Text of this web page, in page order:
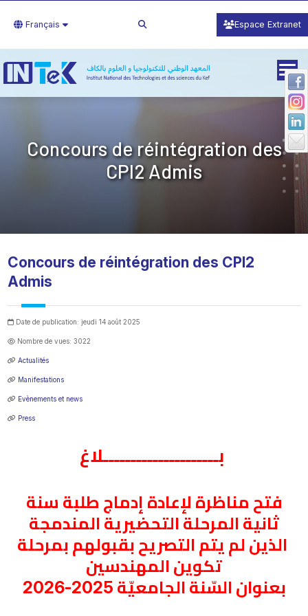
Français Espace Extranet
Concours de réintégration des
CPI2 Admis
Concours de réintégration des CPI2
Admis
Date de publication: jeudi 14 août 2025
Nombre de vues: 3022
Actualités
Manifestations
Evènements et news
Press
بـــــــــــــــــــــلاغ
فتح مناظرة لإعادة إدماج طلبة سنة
ثانية المرحلة التحضيرية المندمجة
الذين لم يتم التصريح بقبولهم بمرحلة
تكوين المهندسين
بعنوان السّنة الجامعيّة 2025-2026